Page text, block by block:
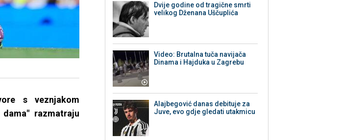
s veznjakom
razmatraju
Dvije godine od tragične smrti
velikog Dženana Uščuplića
Video: Brutalna tuča navijača
Dinama i Hajduka u Zagrebu
Alajbegović danas debituje za
Juve, evo gdje gledati utakmicu